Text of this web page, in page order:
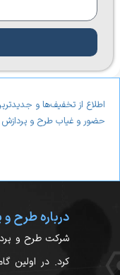
اطلاع از تخفیف‌ها و
حضور و غیاب طرح و پردازش
درباره طرح
کرد. در اولین